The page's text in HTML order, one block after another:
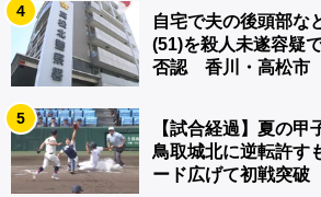
4
自宅で夫の後頭部
(51)を殺人未遂容疑
否認 香川・高松市
5
【試合経過】夏の
鳥取城北に逆転許
ード広げて初戦突破